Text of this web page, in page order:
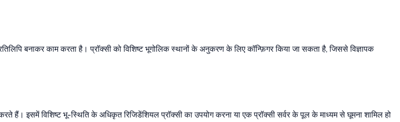
बनाकर काम करता है। प्रॉक्सी को विशिष्ट भूगोलिक स्थानों के अनुकरण के लिए कॉन्फ़िगर किया जा सकता है, जिससे विज्ञापक
हैं। इसमें विशिष्ट भू-स्थिति के अधिकृत रिजिडेंशियल प्रॉक्सी का उपयोग करना या एक प्रॉक्सी सर्वर के पूल के माध्यम से घूमना शामिल हो